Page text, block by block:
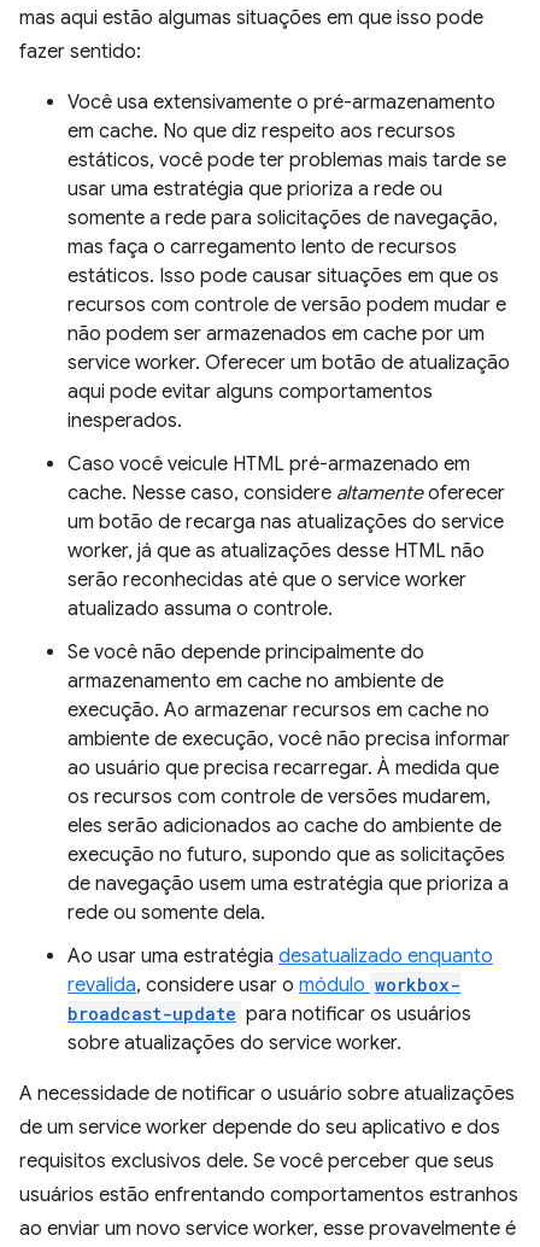
mas aqui estão algumas situações em que isso pode
fazer sentido:
Você usa extensivamente o pré-armazenamento
em cache. No que diz respeito aos recursos
estáticos, você pode ter problemas mais tarde se
usar uma estratégia que prioriza a rede ou
somente a rede para solicitações de navegação,
mas faça o carregamento lento de recursos
estáticos. Isso pode causar situações em que os
recursos com controle de versão podem mudar e
não podem ser armazenados em cache por um
service worker. Oferecer um botão de atualização
aqui pode evitar alguns comportamentos
inesperados.
Caso você veicule HTML pré-armazenado em
cache. Nesse caso, considere altamenteoferecer
um botão de recarga nas atualizações do service
worker, já que as atualizações desse HTML não
serão reconhecidas até que o service worker
atualizado assuma o controle.
Se você não depende principalmente do
armazenamento em cache no ambiente de
execução. Ao armazenar recursos em cache no
ambiente de execução, você não precisa informar
ao usuário que precisa recarregar. À medida que
os recursos com controle de versões mudarem,
eles serão adicionados ao cache do ambiente de
execução no futuro, supondo que as solicitações
de navegação usem uma estratégia que prioriza a
rede ou somente dela.
Ao usar uma estratégia desatualizado enquanto
revalida, considere usar o módulo workbox-
broadcast-update para notificar os usuários
sobre atualizações do service worker.
A necessidade de notificar o usuário sobre atualizações
de um service worker depende do seu aplicativo e dos
requisitos exclusivos dele. Se você perceber que seus
usuários estão enfrentando comportamentos estranhos
ao enviar um novo service worker, esse provavelmente é